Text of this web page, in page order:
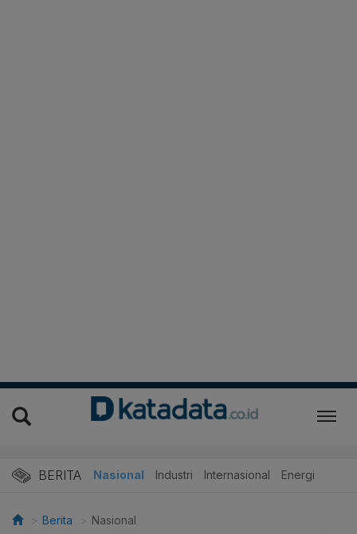
BERITA Nasional Industri Internasional Energi
Berita Nasional